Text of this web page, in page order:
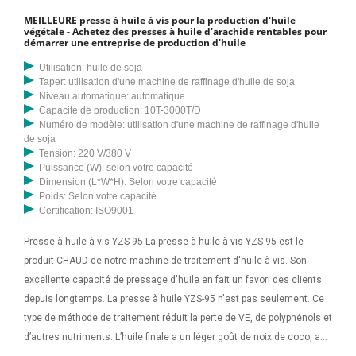
MEILLEURE presse à huile à vis pour la production d'huile
végétale - Achetez des presses à huile d'arachide rentables pour
démarrer une entreprise de production d'huile
Utilisation: huile de soja
Taper: utilisation d'une machine de raffinage d'huile de soja
Niveau automatique: automatique
Capacité de production: 10T-3000T/D
Numéro de modèle: utilisation d'une machine de raffinage d'huile
de soja
Tension: 220 V/380 V
Puissance (W): selon votre capacité
Dimension (L*W*H): Selon votre capacité
Poids: Selon votre capacité
Certification: ISO9001
Presse à huile à vis YZS-95 La presse à huile à vis YZS-95 est le
produit CHAUD de notre machine de traitement d'huile à vis. Son
excellente capacité de pressage d'huile en fait un favori des clients
depuis longtemps. La presse à huile YZS-95 n'est pas seulement. Ce
type de méthode de traitement réduit la perte de VE, de polyphénols et
d’autres nutriments. L’huile finale a un léger goût de noix de coco, a